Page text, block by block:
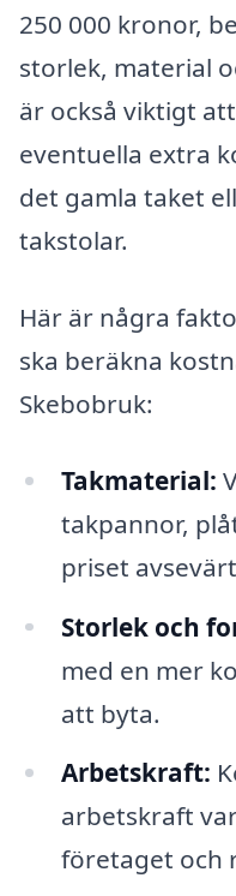
250 000 kronor,
storlek, material
är också viktigt
eventuella extra
det gamla taket
takstolar.
Här är några
ska beräkna
Skebobruk:
Takmaterial:
takpannor,
priset
Storlek och
med en mer
att byta.
Arbetskraft:
arbetskraft
företaget och